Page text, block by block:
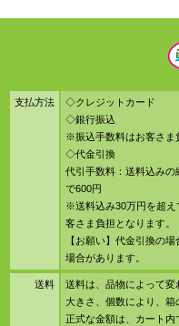
支払方法
◇クレジットカード
◇銀行振込
※振込手数料はお客さま
◇代金引換
代引手数料：送料込みの
で600円
※送料込み30万円を超え
客さま負担となります。
【お願い】代金引換の
場合があります。
送料
送料は、品物によって変
大きさ、個数により、箱
正式な金額は、カート